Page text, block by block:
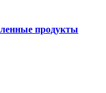
продукты